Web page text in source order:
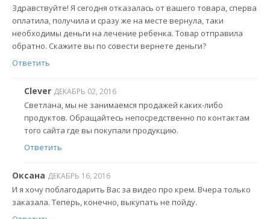
Здравствуйте! Я сегодня отказалась от вашего товара, сперва
оплатила, получила и сразу же на месте вернула, таки
необходимы деньги на лечение ребенка. Товар отправила
обратно. Скажите вы по совести вернете деньги?
Ответить
Clever ДЕКАБРЬ 02, 2016
Светлана, мы не занимаемся продажей каких-либо
продуктов. Обращайтесь непосредственно по контактам
того сайта где вы покупали продукцию.
Ответить
Оксана ДЕКАБРЬ 16, 2016
И я хочу поблагодарить Вас за видео про крем. Вчера только
заказала. Теперь, конечно, выкупать не пойду.